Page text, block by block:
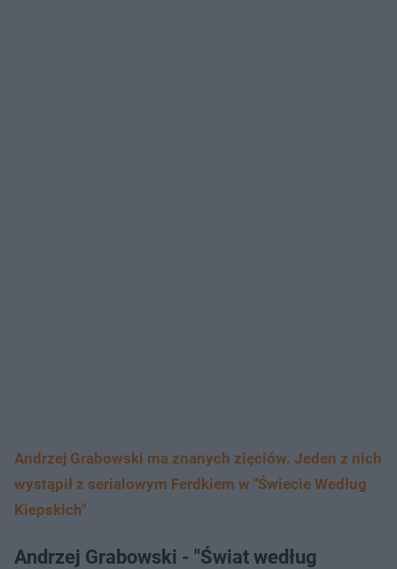
Andrzej Grabowski ma znanych zięciów. Jeden z nich
wystąpił z serialowym Ferdkiem w "Świecie Według
Kiepskich"
Andrzej Grabowski - "Świat według